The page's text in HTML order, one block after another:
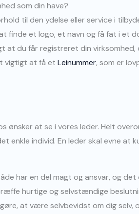
som din have?
til den ydelse eller service i
finde et logo, et navn og få fat i et
at du får registreret din
vigtigt at få et Leinummer, som er
ønsker at se i vores leder. Helt
enkle individ. En leder skal evne at
har en del magt og ansvar, og
hurtige og selvstændige
at være selvbevidst om dig selv,